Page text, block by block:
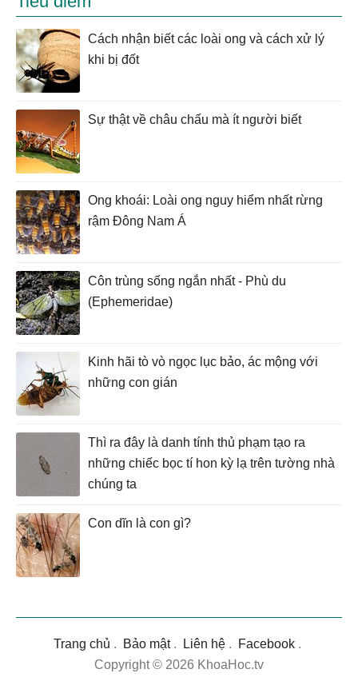
Cách nhận biết các loài ong và cách xử lý
khi bị đốt
Sự thật về châu chấu mà ít người biết
Ong khoái: Loài ong nguy hiểm nhất rừng
rậm Đông Nam Á
Côn trùng sống ngắn nhất - Phù du
(Ephemeridae)
Kinh hãi tò vò ngọc lục bảo, ác mộng với
những con gián
Thì ra đây là danh tính thủ phạm tạo ra
những chiếc bọc tí hon kỳ lạ trên tường nhà
chúng ta
Con dĩn là con gì?
Trang chủ . Bảo mật. Liên hệ . Facebook .
Copyright © 2026 KhoaHoc.tv